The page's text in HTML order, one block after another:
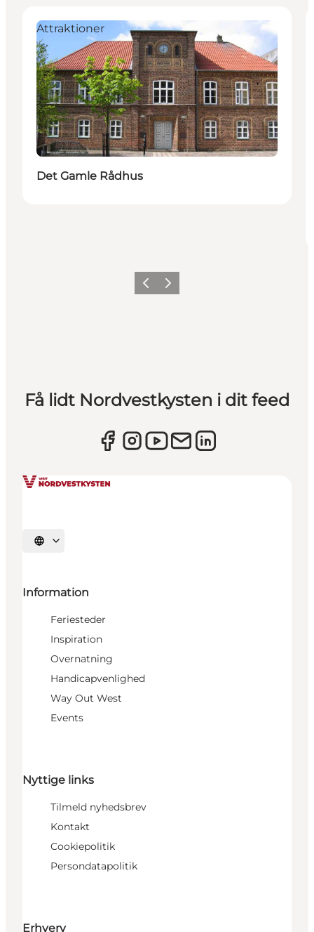
Attraktioner
Det Gamle Rådhus
ForrigeNæste
Få lidt Nordvestkysten i dit feed
Vælg sprog
Information
Feriesteder
Inspiration
Overnatning
Handicapvenlighed
Way Out West
Events
Nyttige links
Tilmeld nyhedsbrev
Kontakt
Cookiepolitik
Persondatapolitik
Erhverv